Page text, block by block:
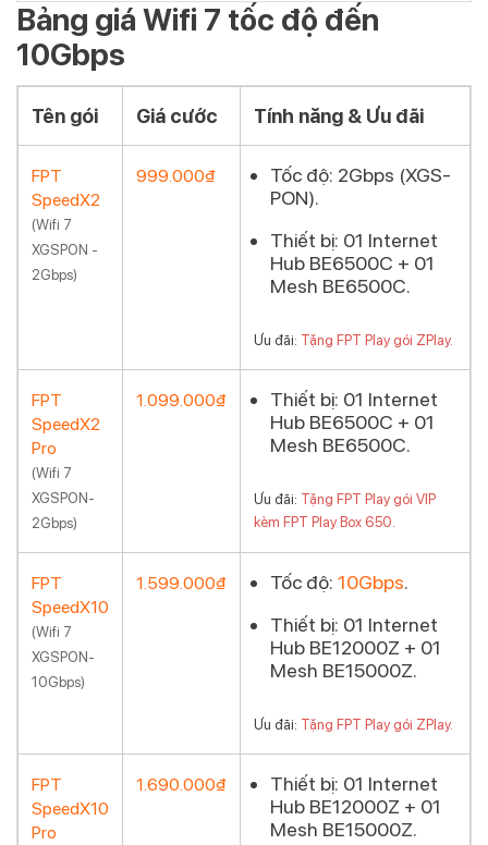
Bảng giá Wifi 7 tốc độ đến
10Gbps
Tên gói Giá cước Tính năng & Ưu đãi
FPT
SpeedX2
(Wifi 7
XGSPON -
2Gbps)
999.000₫ Tốc độ: 2Gbps (XGS-
PON).
Thiết bị: 01 Internet
Hub BE6500C + 01
Mesh BE6500C.
Ưu đãi: Tặng FPT Play gói ZPlay.
FPT
SpeedX2
Pro
(Wifi 7
XGSPON-
2Gbps)
1.099.000₫ Thiết bị: 01 Internet
Hub BE6500C + 01
Mesh BE6500C.
Ưu đãi: Tặng FPT Play gói VIP
kèm FPT Play Box 650.
FPT
SpeedX10
(Wifi 7
XGSPON-
10Gbps)
1.599.000₫ Tốc độ: 10Gbps.
Thiết bị: 01 Internet
Hub BE12000Z + 01
Mesh BE15000Z.
Ưu đãi: Tặng FPT Play gói ZPlay.
FPT
SpeedX10
Pro
1.690.000₫ Thiết bị: 01 Internet
Hub BE12000Z + 01
Mesh BE15000Z.